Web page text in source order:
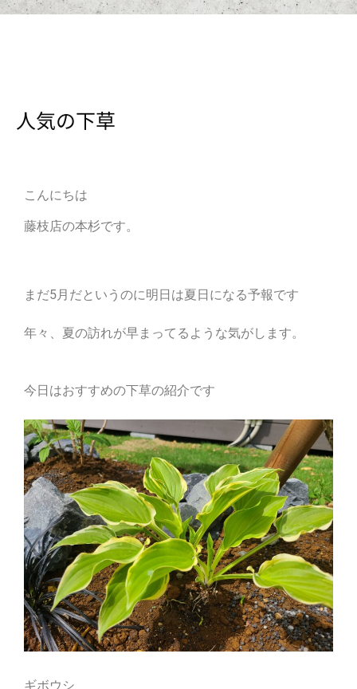
人気の下草
こんにちは
藤枝店の本杉です。
まだ5月だというのに明日は夏日になる予報です
年々、夏の訪れが早まってるような気がします。
今日はおすすめの下草の紹介です
ギボウシ